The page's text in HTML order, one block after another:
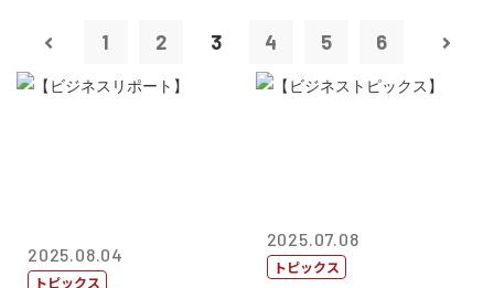
1 2 3 4 5 6
2025.08.04
トピックス
2025.07.08
トピックス